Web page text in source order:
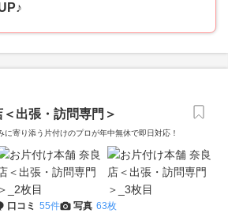
出張・訪問専門＞
寄り添う片付けのプロが年中無休で即日対応！
口コミ 55件 写真 63枚